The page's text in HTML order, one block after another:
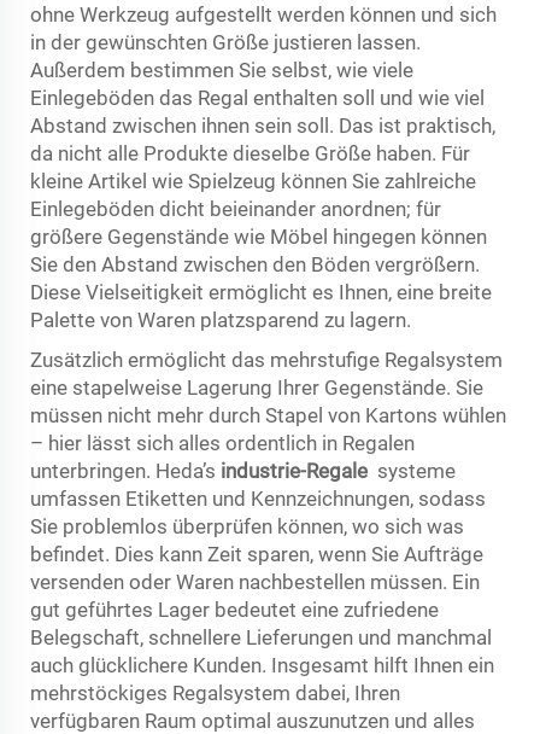
ohne Werkzeug aufgestellt werden können und sich
in der gewünschten Größe justieren lassen.
Außerdem bestimmen Sie selbst, wie viele
Einlegeböden das Regal enthalten soll und wie viel
Abstand zwischen ihnen sein soll. Das ist praktisch,
da nicht alle Produkte dieselbe Größe haben. Für
kleine Artikel wie Spielzeug können Sie zahlreiche
Einlegeböden dicht beieinander anordnen; für
größere Gegenstände wie Möbel hingegen können
Sie den Abstand zwischen den Böden vergrößern.
Diese Vielseitigkeit ermöglicht es Ihnen, eine breite
Palette von Waren platzsparend zu lagern.
Zusätzlich ermöglicht das mehrstufige Regalsystem
eine stapelweise Lagerung Ihrer Gegenstände. Sie
müssen nicht mehr durch Stapel von Kartons wühlen
– hier lässt sich alles ordentlich in Regalen
unterbringen. Heda’s industrie-Regale systeme
umfassen Etiketten und Kennzeichnungen, sodass
Sie problemlos überprüfen können, wo sich was
befindet. Dies kann Zeit sparen, wenn Sie Aufträge
versenden oder Waren nachbestellen müssen. Ein
gut geführtes Lager bedeutet eine zufriedene
Belegschaft, schnellere Lieferungen und manchmal
auch glücklichere Kunden. Insgesamt hilft Ihnen ein
mehrstöckiges Regalsystem dabei, Ihren
verfügbaren Raum optimal auszunutzen und alles